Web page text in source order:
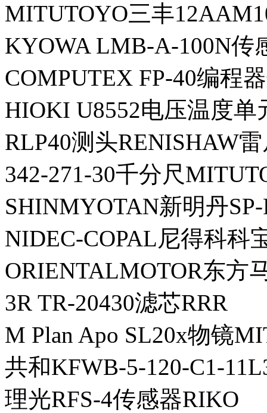
MITUTOYO三丰
KYOWA LMB-A-100N传
COMPUTEX FP-40编程
HIOKI U8552电压温度单
RLP40测头RENISHAW
342-271-30千分尺
SHINMYOTAN新明丹
NIDEC-COPAL尼得科科
ORIENTALMOTOR东方
3R TR-20430滤芯RRR
M Plan Apo SL20x物镜
共和KFWB-5-120-C1-
理光RFS-4传感器RIKO